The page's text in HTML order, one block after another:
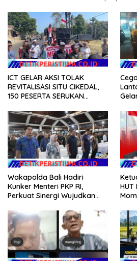
ICT GELAR AKSI TOLAK
REVITALISASI SITU CIKEDAL,
150 PESERTA SERUKAN
Wakapolda Bali Hadiri
Kunker Menteri PKP RI,
Perkuat Sinergi Wujudkan
Masyarakat
HUT